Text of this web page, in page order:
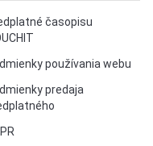
časopisu
používania webu
predaja